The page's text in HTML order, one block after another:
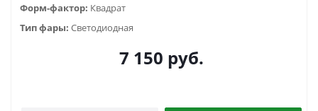
Форм-фактор: Квадрат
Тип фары: Светодиодная
7 150 руб.